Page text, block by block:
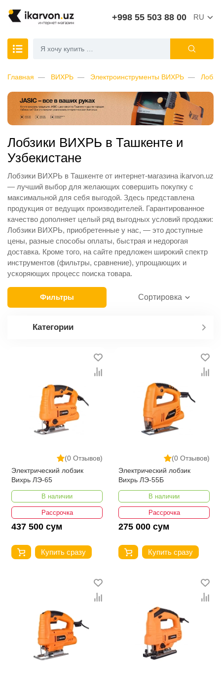
+998 55 503 88 00 RU
Главная ВИХРЬ Электроинструменты ВИХРЬ
Лобзики ВИХРЬ в Ташкенте и
Узбекистане
Лобзики ВИХРЬ в Ташкенте от интернет-магазина ikarvon.uz
— лучший выбор для желающих совершить покупку с
максимальной для себя выгодой. Здесь представлена
продукция от ведущих производителей. Гарантированное
качество дополняет целый ряд выгодных условий продажи:
Лобзики ВИХРЬ, приобретенные у нас, — это доступные
цены, разные способы оплаты, быстрая и недорогая
доставка. Кроме того, на сайте предложен широкий спектр
инструментов (фильтры, сравнение), упрощающих и
ускоряющих процесс поиска товара.
Фильтры Сортировка
Категории
(0 Отзывов)
Электрический лобзик
Вихрь ЛЭ-65
В наличии
Рассрочка
437 500 сум
Купить сразу
(0 Отзывов)
Электрический лобзик
Вихрь ЛЭ-55Б
В наличии
Рассрочка
275 000 сум
Купить сразу